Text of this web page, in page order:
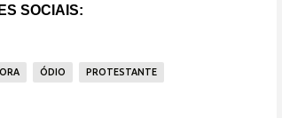
SOCIAIS:
ÓDIO PROTESTANTE